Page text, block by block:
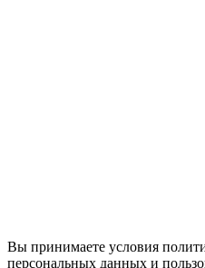
Вы принимаете условия
персональных данных и